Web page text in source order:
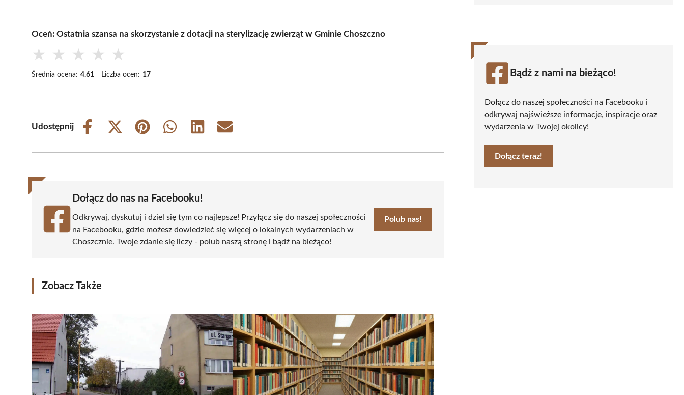
Oceń: Ostatnia szansa na skorzystanie z dotacji na sterylizację zwierząt w Gminie Choszczno
★ ★ ★ ★ ★
Średnia ocena: 4.61 Liczba ocen: 17
Udostępnij
Share
Share
(Twitter)
Share
Share
Share
Share
Dołącz do nas na Facebooku!
Odkrywaj, dyskutuj i dziel się tym co najlepsze! Przyłącz się do naszej społeczności
na Facebooku, gdzie możesz dowiedzieć się więcej o lokalnych wydarzeniach w
Choszcznie. Twoje zdanie się liczy - polub naszą stronę i bądź na bieżąco!
Polub nas!
Zobacz Także
Bądź z nami na bieżąco!
Dołącz do naszej społeczności na Facebooku i
odkrywaj najświeższe informacje, inspiracje oraz
wydarzenia w Twojej okolicy!
Dołącz teraz!